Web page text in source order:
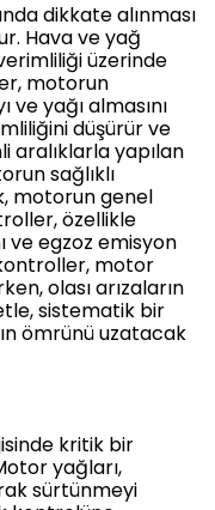
dikkate alınması
Hava ve yağ
üzerinde
motorun
yağı almasını
düşürür ve
aralıklarla yapılan
sağlıklı
motorun genel
özellikle
ve egzoz emisyon
motor
olası arızaların
sistematik bir
ömrünü uzatacak
kritik bir
yağları,
sürtünmeyi